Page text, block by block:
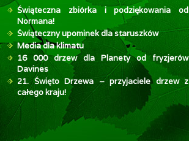
Świąteczna zbiórka i podziękowania od
Normana!
Świąteczny upominek dla staruszków
Media dla klimatu
16 000 drzew dla Planety od fryzjerów
Davines
21. Święto Drzewa – przyjaciele drzew z
całego kraju!